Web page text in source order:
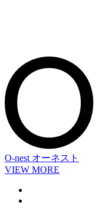
O-nest オーネスト
VIEW MORE